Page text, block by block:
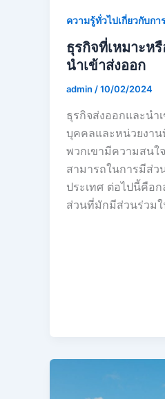
ความรู้ทั่วไปเกี่ยวกับกา
ธุรกิจที่เหมาะห
นำเข้าส่งออก
admin /10/02/2024
ธุรกิจส่งออกและนำ
บุคคลและหน่วยงา
พวกเขามีความสนใ
สามารถในการมีส่ว
ประเทศ ต่อไปนี้คือ
ส่วนที่มักมีส่วนร่วมใ